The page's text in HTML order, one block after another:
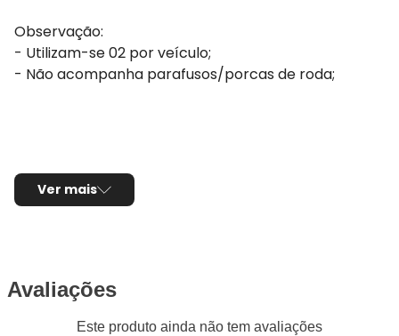
Observação:
- Utilizam-se 02 por veículo;
- Não acompanha parafusos/porcas de roda;
Ver mais
Avaliações
Este produto ainda não tem avaliações